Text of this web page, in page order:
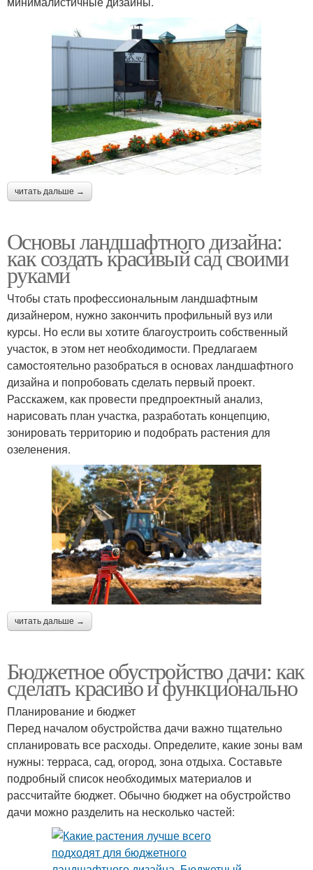
читать дальше →
Основы ландшафтного дизайна:
как создать красивый сад своими
руками
Чтобы стать профессиональным ландшафтным
дизайнером, нужно закончить профильный вуз или
курсы. Но если вы хотите благоустроить собственный
участок, в этом нет необходимости. Предлагаем
самостоятельно разобраться в основах ландшафтного
дизайна и попробовать сделать первый проект.
Расскажем, как провести предпроектный анализ,
нарисовать план участка, разработать концепцию,
зонировать территорию и подобрать растения для
озеленения.
читать дальше →
Бюджетное обустройство дачи: как
сделать красиво и функционально
Планирование и бюджет
Перед началом обустройства дачи важно тщательно
спланировать все расходы. Определите, какие зоны вам
нужны: терраса, сад, огород, зона отдыха. Составьте
подробный список необходимых материалов и
рассчитайте бюджет. Обычно бюджет на обустройство
дачи можно разделить на несколько частей: